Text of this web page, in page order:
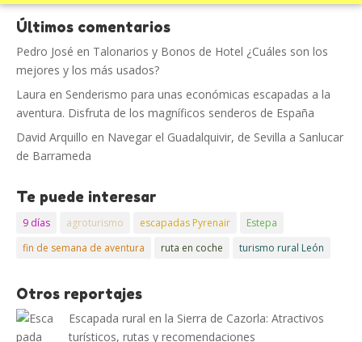
Últimos comentarios
Pedro José en Talonarios y Bonos de Hotel ¿Cuáles son los
mejores y los más usados?
Laura en Senderismo para unas económicas escapadas a la
aventura. Disfruta de los magníficos senderos de España
David Arquillo en Navegar el Guadalquivir, de Sevilla a Sanlucar
de Barrameda
Te puede interesar
9 días agroturismo escapadas Pyrenair
Estepa
fin de semana de aventura
ruta en coche turismo rural León
Otros reportajes
Escapada rural en la Sierra de Cazorla: Atractivos
turísticos, rutas y recomendaciones